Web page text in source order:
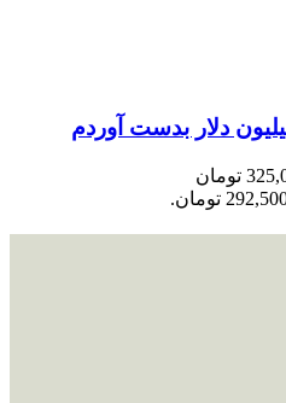
دلار بدست آوردم
قیمت اصلی: 325,000 تومان